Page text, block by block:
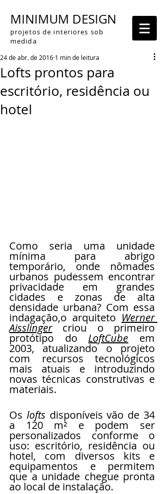
MINIMUM DESIGN
projetos de interiores sob
medida
Lofts prontos para
escritório, residência ou
hotel
24 de abr. de 2016 1 min de leitura
Como seria uma unidade
mínima para abrigo
temporário, onde nômades
urbanos pudessem encontrar
privacidade em grandes
cidades e zonas de alta
densidade urbana? Com essa
indagação,o arquiteto Werner
Aisslinger criou o primeiro
protótipo do LoftCube em
2003, atualizando o projeto
com recursos tecnológicos
mais atuais e introduzindo
novas técnicas construtivas e
materiais.
Os lofts disponíveis vão de 34
a 120 m² e podem ser
personalizados conforme o
uso: escritório, residência ou
hotel, com diversos kits e
equipamentos e permitem
que a unidade chegue pronta
ao local de instalação.